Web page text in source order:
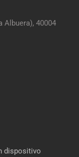
Albuera), 40004
dispositivo